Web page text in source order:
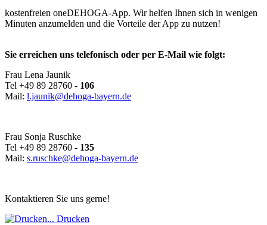
kostenfreien oneDEHOGA-App. Wir helfen Ihnen sich in wenigen
Minuten anzumelden und die Vorteile der App zu nutzen!
Sie erreichen uns telefonisch oder per E-Mail wie folgt:
Frau Lena Jaunik
Tel +49 89 28760 - 106
Mail: l.jaunik@dehoga-bayern.de
Frau Sonja Ruschke
Tel +49 89 28760 - 135
Mail: s.ruschke@dehoga-bayern.de
Kontaktieren Sie uns gerne!
Drucken